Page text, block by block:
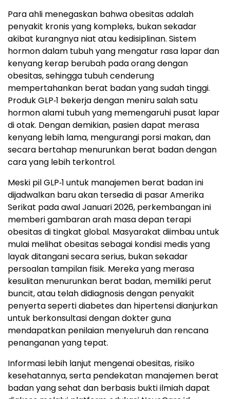
Para ahli menegaskan bahwa obesitas adalah
penyakit kronis yang kompleks, bukan sekadar
akibat kurangnya niat atau kedisiplinan. Sistem
hormon dalam tubuh yang mengatur rasa lapar dan
kenyang kerap berubah pada orang dengan
obesitas, sehingga tubuh cenderung
mempertahankan berat badan yang sudah tinggi.
Produk GLP‑1 bekerja dengan meniru salah satu
hormon alami tubuh yang memengaruhi pusat lapar
di otak. Dengan demikian, pasien dapat merasa
kenyang lebih lama, mengurangi porsi makan, dan
secara bertahap menurunkan berat badan dengan
cara yang lebih terkontrol.
Meski pil GLP‑1 untuk manajemen berat badan ini
dijadwalkan baru akan tersedia di pasar Amerika
Serikat pada awal Januari 2026, perkembangan ini
memberi gambaran arah masa depan terapi
obesitas di tingkat global. Masyarakat diimbau untuk
mulai melihat obesitas sebagai kondisi medis yang
layak ditangani secara serius, bukan sekadar
persoalan tampilan fisik. Mereka yang merasa
kesulitan menurunkan berat badan, memiliki perut
buncit, atau telah didiagnosis dengan penyakit
penyerta seperti diabetes dan hipertensi dianjurkan
untuk berkonsultasi dengan dokter guna
mendapatkan penilaian menyeluruh dan rencana
penanganan yang tepat.
Informasi lebih lanjut mengenai obesitas, risiko
kesehatannya, serta pendekatan manajemen berat
badan yang sehat dan berbasis bukti ilmiah dapat